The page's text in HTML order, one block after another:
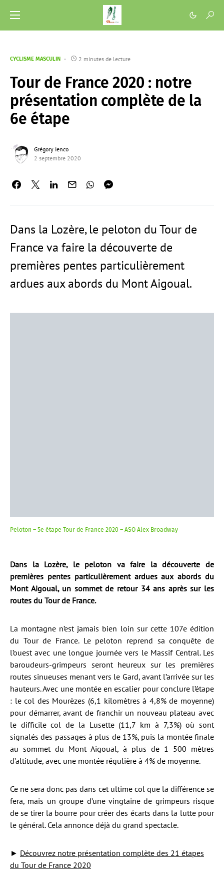
CYCLISME MASCULIN 2 minutes de lecture
Tour de France 2020 : notre
présentation complète de la
6e étape
Grégory Ienco
2 septembre 2020
Dans la Lozère, le peloton du Tour de
France va faire la découverte de
premières pentes particulièrement
ardues aux abords du Mont Aigoual.
Peloton – 5e étape Tour de France 2020 – ASO Alex Broadway
Dans la Lozère, le peloton va faire la découverte de
premières pentes particulièrement ardues aux abords du
Mont Aigoual, un sommet de retour 34 ans après sur les
routes du Tour de France.
La montagne n’est jamais bien loin sur cette 107e édition
du Tour de France. Le peloton reprend sa conquête de
l’ouest avec une longue journée vers le Massif Central. Les
baroudeurs-grimpeurs seront heureux sur les premières
routes sinueuses menant vers le Gard, avant l’arrivée sur les
hauteurs. Avec une montée en escalier pour conclure l’étape
: le col des Mourèzes (6,1 kilomètres à 4,8% de moyenne)
pour démarrer, avant de franchir un nouveau plateau avec
le difficile col de la Lusette (11,7 km à 7,3%) où sont
signalés des passages à plus de 13%, puis la montée finale
au sommet du Mont Aigoual, à plus de 1 500 mètres
d’altitude, avec une montée régulière à 4% de moyenne.
Ce ne sera donc pas dans cet ultime col que la différence se
fera, mais un groupe d’une vingtaine de grimpeurs risque
de se tirer la bourre pour créer des écarts dans la lutte pour
le général. Cela annonce déjà du grand spectacle.
► Découvrez notre présentation complète des 21 étapes
du Tour de France 2020